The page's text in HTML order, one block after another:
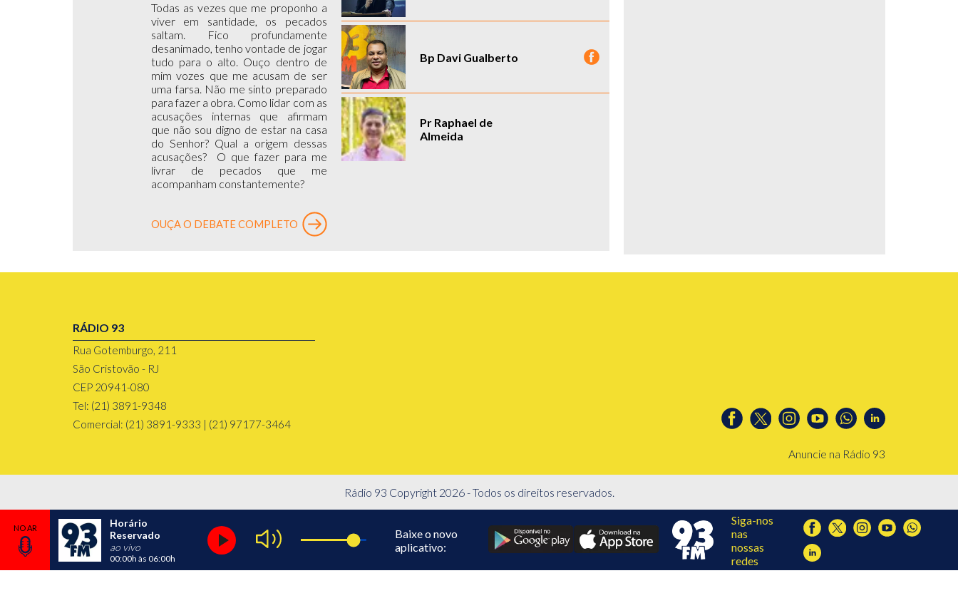
Todas as vezes que me proponho a
viver em santidade, os pecados
saltam. Fico profundamente
desanimado, tenho vontade de jogar
tudo para o alto. Ouço dentro de
mim vozes que me acusam de ser
uma farsa. Não me sinto preparado
para fazer a obra. Como lidar com as
acusações internas que afirmam
que não sou digno de estar na casa
do Senhor? Qual a origem dessas
acusações? O que fazer para me
livrar de pecados que me
acompanham constantemente?
OUÇA O DEBATE COMPLETO
Bp Davi Gualberto
Pr Raphael de
Almeida
RÁDIO 93
Rua Gotemburgo, 211
São Cristovão - RJ
CEP 20941-080
Tel: (21) 3891-9348
Comercial: (21) 3891-9333 | (21) 97177-3464
Anuncie na Rádio 93
Rádio 93 Copyright 2026 - Todos os direitos reservados.
Horário
Reservado
ao vivo
00:00h às06:00h
Baixe o novo
aplicativo:
Siga-nos
nas
nossas
redes